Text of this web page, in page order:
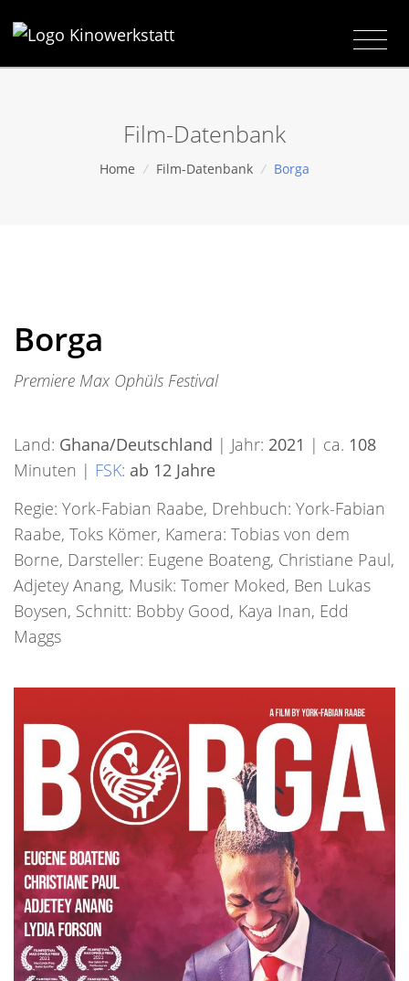
Film-Datenbank
Home / Film-Datenbank / Borga
Borga
Premiere Max Ophüls Festival
Land: Ghana/Deutschland | Jahr: 2021 | ca. 108
Minuten | FSK: ab 12 Jahre
Regie: York-Fabian Raabe, Drehbuch: York-Fabian
Raabe, Toks Kömer, Kamera: Tobias von dem
Borne, Darsteller: Eugene Boateng, Christiane Paul,
Adjetey Anang, Musik: Tomer Moked, Ben Lukas
Boysen, Schnitt: Bobby Good, Kaya Inan, Edd
Maggs